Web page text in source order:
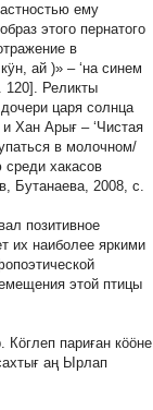
ему
этого пернатого
в
кÿн, ай )» – ‘на синем
120]. Реликты
царя солнца
и Хан Арығ – ‘Чистая
в молочном/
хакасов
Бутанаева, 2008, с.
позитивное
их наиболее яркими
этой птицы
париған кӧӧне
аң Ырлап